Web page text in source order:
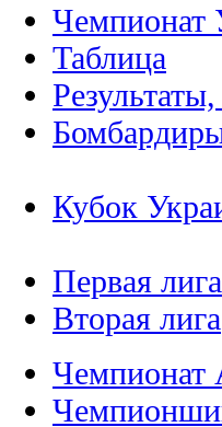
Чемпионат
Таблица
Кубок
Первая лига
Вторая лига
Чемпионат